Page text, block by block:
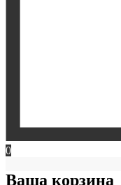
0
Ваша корзина